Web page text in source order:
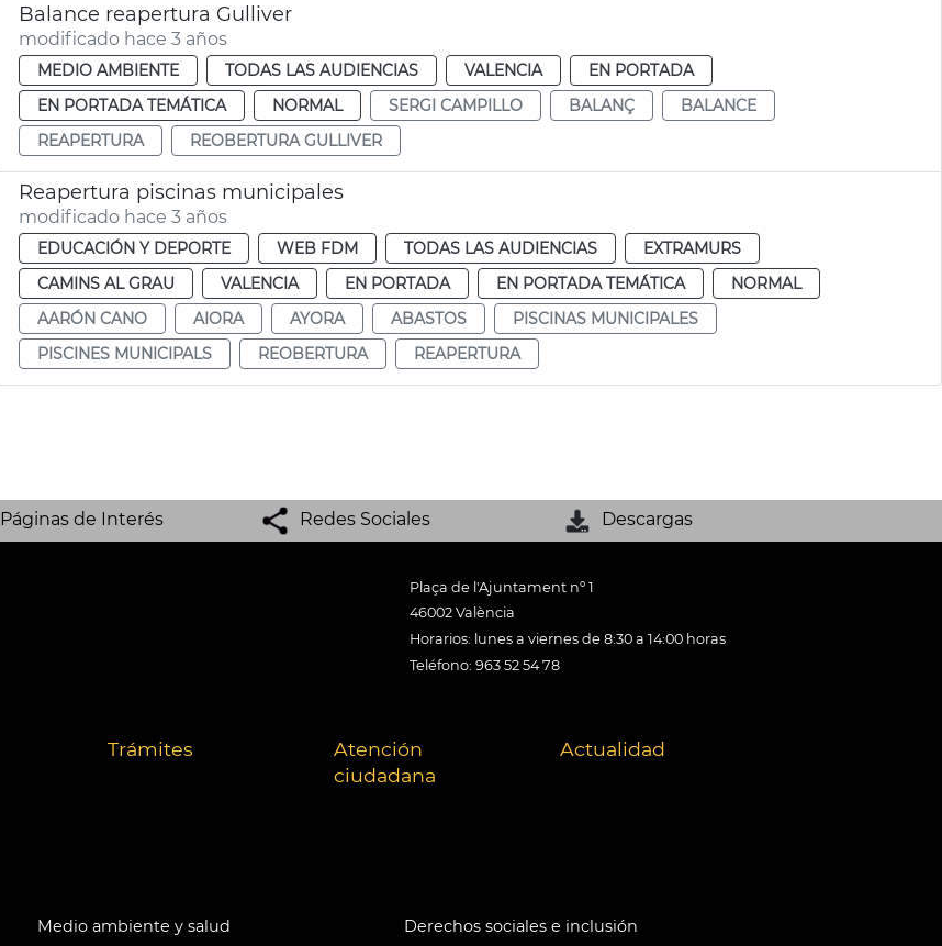
Balance reapertura Gulliver
modificado hace 3 años
MEDIO AMBIENTE TODAS LAS AUDIENCIAS VALENCIA
EN PORTADA
EN PORTADA TEMÁTICA
NORMAL SERGI CAMPILLO BALANÇ
BALANCE
REAPERTURA
REOBERTURA GULLIVER
Reapertura piscinas municipales
modificado hace 3 años
EDUCACIÓN Y DEPORTE WEB FDM TODAS LAS AUDIENCIAS
EXTRAMURS
CAMINS AL GRAU
VALENCIA EN PORTADA EN PORTADA TEMÁTICA
NORMAL
AARÓN CANO
AIORA AYORA ABASTOS
PISCINAS MUNICIPALES
PISCINES MUNICIPALS
REOBERTURA REAPERTURA
Páginas de Interés Redes Sociales Descargas
Plaça de l'Ajuntament nº 1
46002 València
Horarios: lunes a viernes de 8:30 a 14:00 horas
Teléfono: 963 52 54 78
Trámites
Atención
ciudadana
Actualidad
Medio ambiente y salud Derechos sociales e inclusión